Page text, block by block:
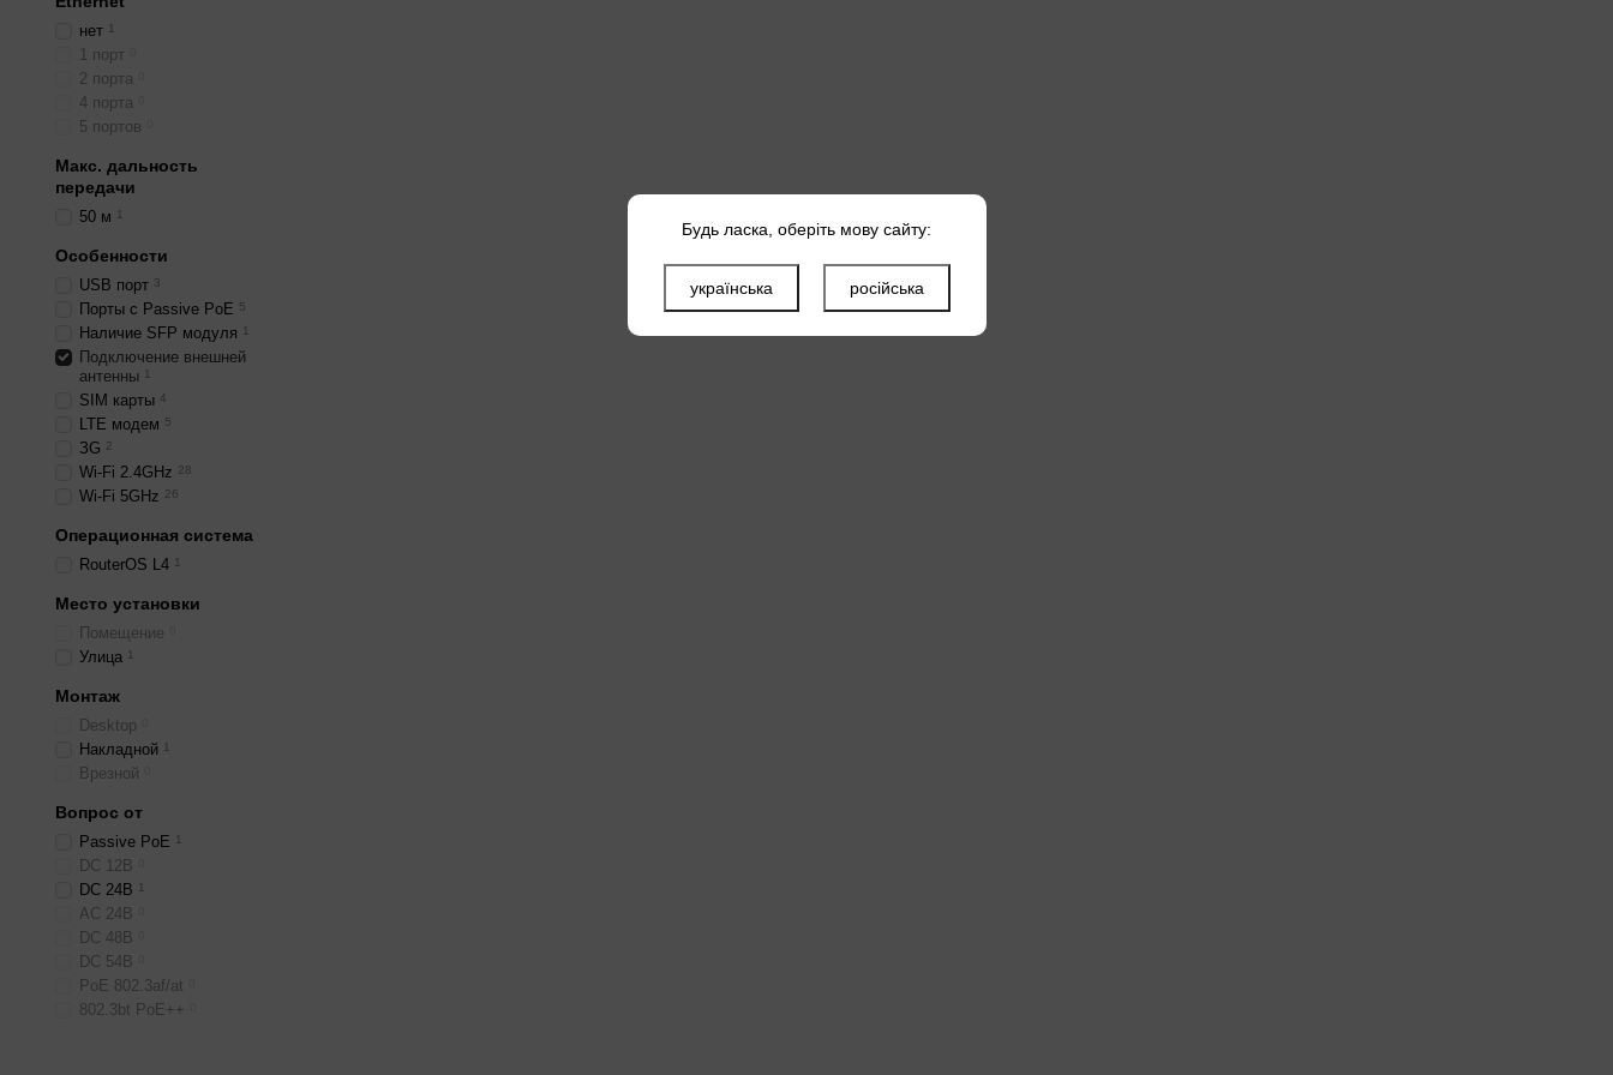
нет 1
1 порт
2 порта
4 порта
5 портов
Макс. дальность
передачи
50 м 1
Особенности
USB порт 3
Порты с Passive PoE 5
Наличие SFP модуля 1
Подключение внешней
антенны 1
SIM карты 4
LTE модем 5
ЗG 2
Wi-Fi 2.4GHz 28
Wi-Fi 5GHz 26
Операционная система
RouterOS L4 1
Место установки
Помещение
Улица 1
Монтаж
Desktop
Накладной 1
Врезной
Вопрос от
Passive PoE 1
DC 12В
DC 24В 1
AC 24В
DC 48В
DC 54В
PoE 802.3af/at
802.3bt PoE++
Будь ласка, оберіть мову сайту:
українська російська